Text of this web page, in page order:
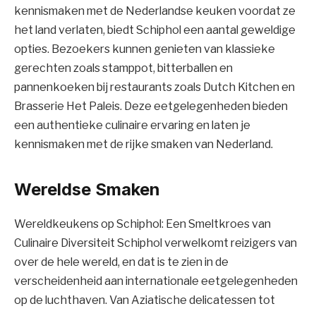
kennismaken met de Nederlandse keuken voordat ze
het land verlaten, biedt Schiphol een aantal geweldige
opties. Bezoekers kunnen genieten van klassieke
gerechten zoals stamppot, bitterballen en
pannenkoeken bij restaurants zoals Dutch Kitchen en
Brasserie Het Paleis. Deze eetgelegenheden bieden
een authentieke culinaire ervaring en laten je
kennismaken met de rijke smaken van Nederland.
Wereldse Smaken
Wereldkeukens op Schiphol: Een Smeltkroes van
Culinaire Diversiteit Schiphol verwelkomt reizigers van
over de hele wereld, en dat is te zien in de
verscheidenheid aan internationale eetgelegenheden
op de luchthaven. Van Aziatische delicatessen tot